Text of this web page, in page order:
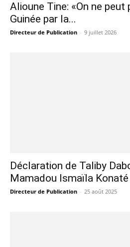
Alioune Tine: «On ne
Guinée par la...
Directeur de Publication - 9 juillet 2026
Déclaration de Taliby
Mamadou Ismaïla
Directeur de Publication - 25 août 2025